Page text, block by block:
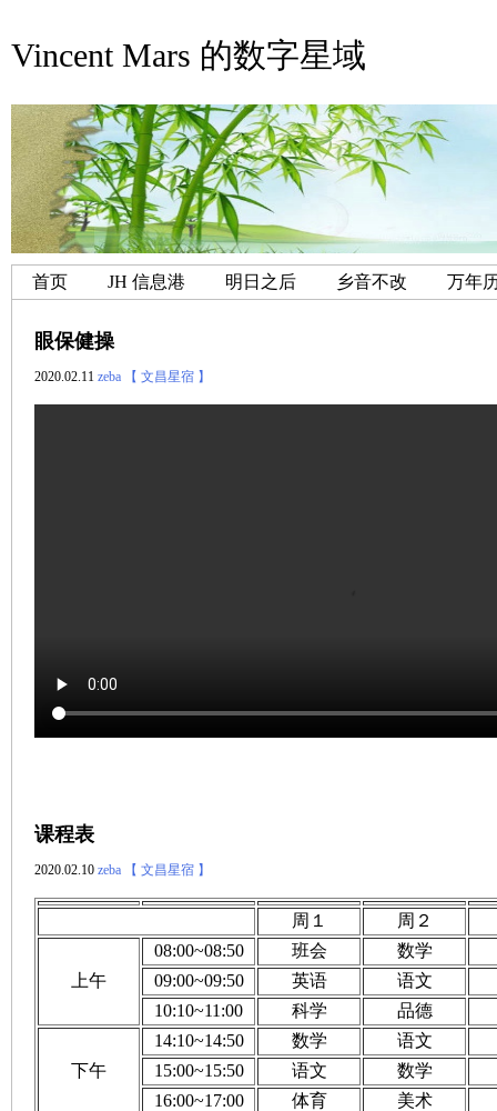
Vincent Mars 的数字星域
首页 JH 信息港 明日之后 乡音不改 万年
眼保健操
2020.02.11 zeba 【 文昌星宿 】
课程表
2020.02.10 zeba 【 文昌星宿 】
周１ 周２
上午
08:00~08:50 班会
数学
09:00~09:50
英语
语文
10:10~11:00
科学 品德
下午
14:10~14:50 数学
语文
15:00~15:50
语文
数学
16:00~17:00
体育
美术